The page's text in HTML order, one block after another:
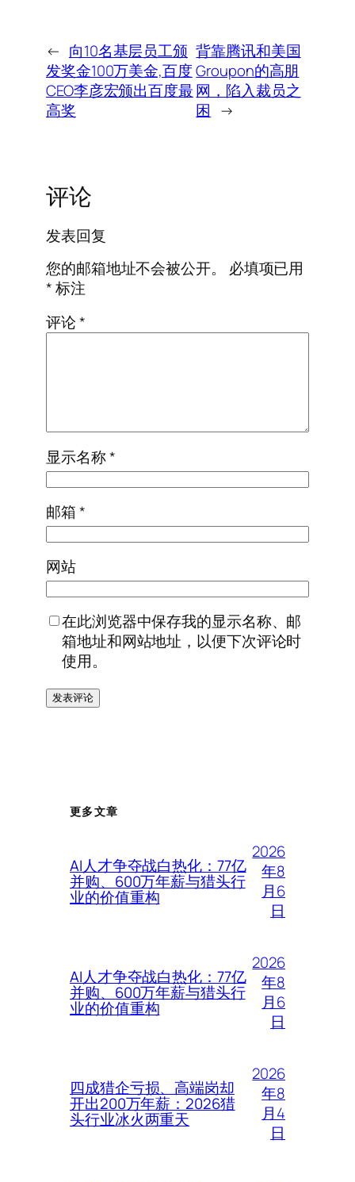
← 向10名基层员工颁
发奖金100万美金,百度
CEO李彦宏颁出百度最
高奖
背靠腾讯和美国
Groupon的高朋
网，陷入裁员之
困 →
评论
发表回复
您的邮箱地址不会被公开。
必填项已用
*标注
评论*
显示名称*
邮箱*
网站
在此浏览器中保存我的显示名称、邮
箱地址和网站地址，以便下次评论时
使用。
更多文章
AI人才争夺战白热化：77亿
并购、600万年薪与猎头行
业的价值重构
2026
年8
月6
日
AI人才争夺战白热化：77亿
并购、600万年薪与猎头行
业的价值重构
2026
年8
月6
日
四成猎企亏损、高端岗却
开出200万年薪：2026猎
头行业冰火两重天
2026
年8
月4
日